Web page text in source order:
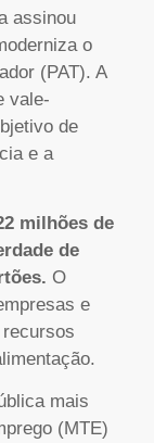
assinou
o
(PAT). A
vale-
de
e a
milhões de
de
O
e
mais
(MTE)